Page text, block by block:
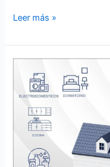
Leer más »
TALLER
ADECOSOR
ASOBE